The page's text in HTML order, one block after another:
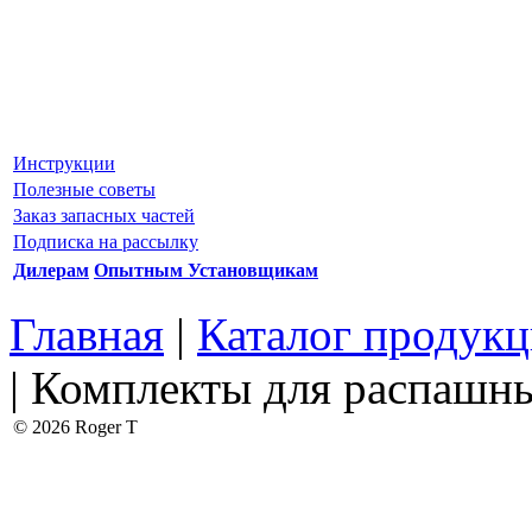
Инструкции
Полезные советы
Заказ запасных частей
Подписка на рассылку
Дилерам Опытным Установщикам
Главная | Каталог
| Комплекты для
© 2026 Roger T